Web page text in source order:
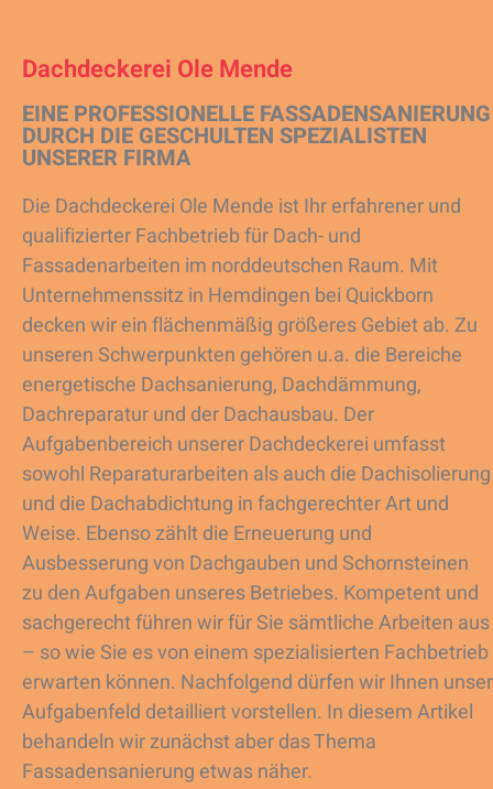
Dachdeckerei Ole Mende
EINE PROFESSIONELLE FASSADENSANIERUNG
DURCH DIE GESCHULTEN SPEZIALISTEN
UNSERER FIRMA
Die Dachdeckerei Ole Mende ist Ihr erfahrener und
qualifizierter Fachbetrieb für Dach- und
Fassadenarbeiten im norddeutschen Raum. Mit
Unternehmenssitz in Hemdingen bei Quickborn
decken wir ein flächenmäßig größeres Gebiet ab. Zu
unseren Schwerpunkten gehören u.a. die Bereiche
energetische Dachsanierung, Dachdämmung,
Dachreparatur und der Dachausbau. Der
Aufgabenbereich unserer Dachdeckerei umfasst
sowohl Reparaturarbeiten als auch die Dachisolierung
und die Dachabdichtung in fachgerechter Art und
Weise. Ebenso zählt die Erneuerung und
Ausbesserung von Dachgauben und Schornsteinen
zu den Aufgaben unseres Betriebes. Kompetent und
sachgerecht führen wir für Sie sämtliche Arbeiten aus
– so wie Sie es von einem spezialisierten Fachbetrieb
erwarten können. Nachfolgend dürfen wir Ihnen unser
Aufgabenfeld detailliert vorstellen. In diesem Artikel
behandeln wir zunächst aber das Thema
Fassadensanierung etwas näher.